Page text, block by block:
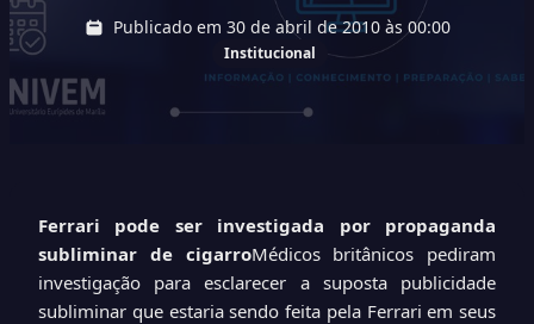
Publicado em 30 de abril de 2010 às 00:00
Institucional
Ferrari pode ser investigada por propaganda
subliminar de cigarroMédicos britânicos pediram
investigação para esclarecer a suposta publicidade
subliminar que estaria sendo feita pela Ferrari em seus